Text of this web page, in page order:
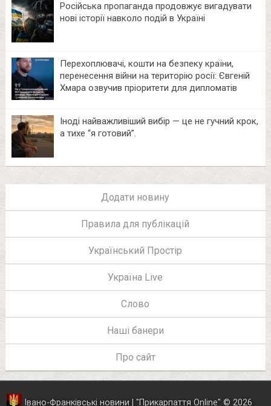
Російська пропаганда продовжує вигадувати
нові історії навколо подій в Україні
Перехоплювачі, кошти на безпеку країни,
перенесення війни на територію росії: Євгеній
Хмара озвучив пріоритети для дипломатів
Іноді найважливіший вибір — це не гучний крок,
а тихе “я готовий”.
Додати новину
Правила для публікацій
Український Простір
Україна Live
Слово
Наші банери
Про сайт
Івано-Франківські новини | "Прикарпаття Online" © 2026